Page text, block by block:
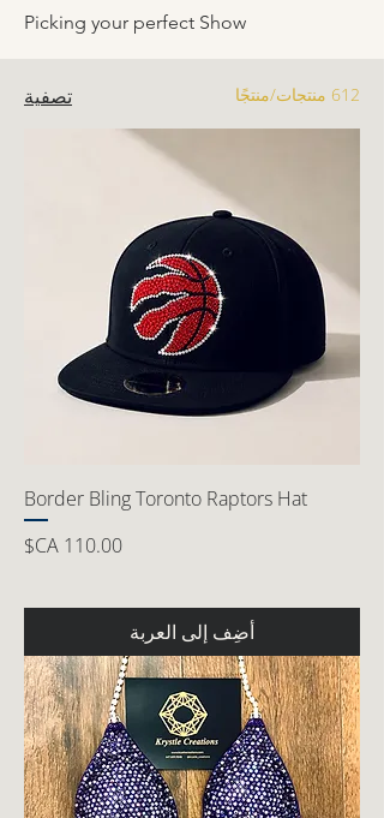
Picking your perfect Show
612 منتجات/منتجًا تصفية
Border Bling Toronto Raptors Hat
السعر
أضِف إلى العربة